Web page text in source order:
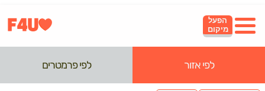
הפעל
מיקום
לפי אזור לפי פרמטרים